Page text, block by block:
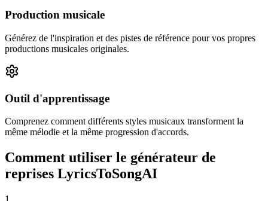
Production musicale
Générez de l'inspiration et des pistes de référence pour vos propres
productions musicales originales.
Outil d'apprentissage
Comprenez comment différents styles musicaux transforment la
même mélodie et la même progression d'accords.
Comment utiliser le générateur de
reprises LyricsToSongAI